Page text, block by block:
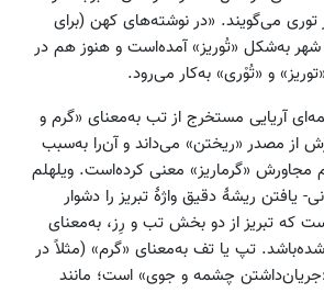
توری می‌گویند. «در نوشته‌های کهن (برای
شهر به‌شکل «تُوریز» آمده‌است و هنوز هم در
و «تُوْری» به‌کار می‌رود.
آریایی مستخرج از تب به‌معنای «گرم و
از مصدر «ریختن» می‌داند و آن‌را به‌سبب
«گرماریز» معنی کرده‌است. ویلهلم
یافتن ریشهٔ دقیق واژهٔ تبریز را دشوار
که تبریز از دو بخش تب و رِز، به‌معنای
تپ یا تف به‌معنای «گرم» (مثلاً در
چشمه و جوی» است؛ مانند